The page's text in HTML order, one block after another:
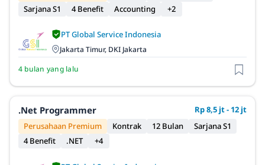
Sarjana S1
4 Benefit Accounting +2
PT Global Service Indonesia
Jakarta Timur, DKI Jakarta
4 bulan yang lalu
.Net Programmer
Rp 8,5 jt - 12 jt
Perusahaan Premium
Kontrak 12 Bulan
Sarjana S1
4 Benefit
.NET +4